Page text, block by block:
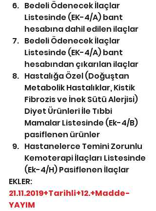
Bedeli Ödenecek İlaçlar
Listesinde (EK-4/A) bant
hesabına dahil edilen ilaçlar
Bedeli Ödenecek İlaçlar
Listesinde (EK-4/A) bant
hesabından çıkarılan ilaçlar
Hastalığa Özel (Doğuştan
Metabolik Hastalıklar, Kistik
Fibrozis ve İnek Sütü Alerjisi)
Diyet Ürünleri İle Tıbbi
Mamalar Listesinde (Ek-4/B)
pasiflenen ürünler
Hastanelerce Temini Zorunlu
Kemoterapi İlaçları Listesinde
(Ek-4/H) Pasiflenen İlaçlar
EKLER:
21.11.2019+Tarihli+12.+Madde-
YAYIM